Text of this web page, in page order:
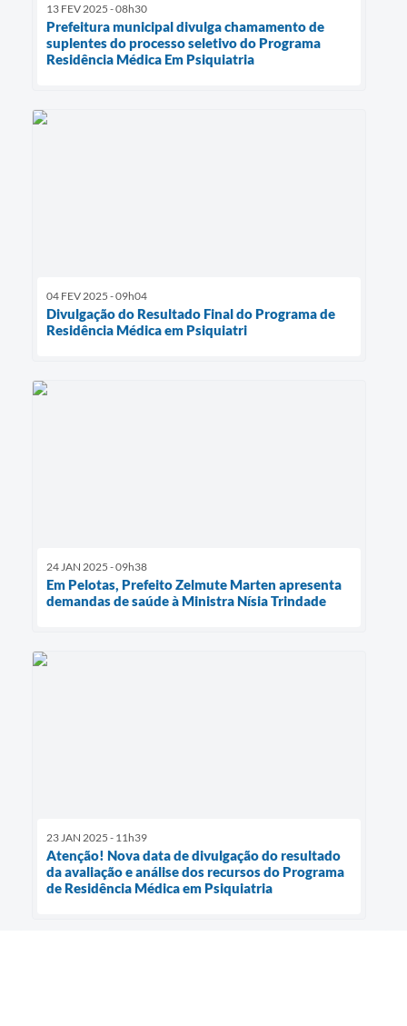
13 FEV 2025 - 08h30
Prefeitura municipal divulga chamamento de
suplentes do processo seletivo do Programa
Residência Médica Em Psiquiatria
04 FEV 2025 - 09h04
Divulgação do Resultado Final do Programa de
Residência Médica em Psiquiatri
24 JAN 2025 - 09h38
Em Pelotas, Prefeito Zelmute Marten apresenta
demandas de saúde à Ministra Nísia Trindade
23 JAN 2025 - 11h39
Atenção! Nova data de divulgação do resultado
da avaliação e análise dos recursos do Programa
de Residência Médica em Psiquiatria